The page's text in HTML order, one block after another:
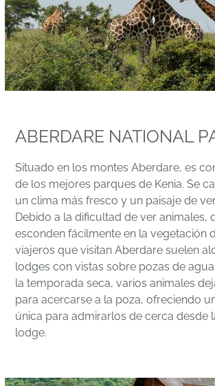
ABERDARE NATIONAL
Situado en los montes Aberdare, es
de los mejores parques de Kenia. Se
un clima más fresco y un paisaje de
Debido a la dificultad de ver animales,
esconden fácilmente en la vegetación
viajeros que visitan Aberdare suelen
lodges con vistas sobre pozas de
la temporada seca, varios animales
para acercarse a la poza, ofreciendo
única para admirarlos de cerca desde
lodge.